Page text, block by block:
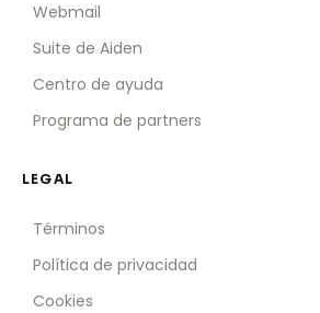
Webmail
Suite de Aiden
Centro de ayuda
Programa de partners
LEGAL
Términos
Política de privacidad
Cookies